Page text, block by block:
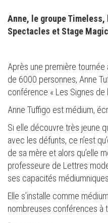
Anne, le groupe Timeless,
Spectacles et Stage Magic
Après une première
de 6000 personnes, Anne
conférence « Les Signes de
Anne Tuffigo est médium,
Si elle découvre très jeune
avec les défunts, ce n’est
de sa mère et alors qu’elle
professeure de Lettres
ses capacités
Elle s’installe comme
nombreuses conférences à